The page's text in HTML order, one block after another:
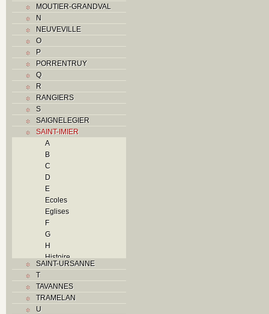
MOUTIER-GRANDVAL
N
NEUVEVILLE
O
P
PORRENTRUY
Q
R
RANGIERS
S
SAIGNELEGIER
SAINT-IMIER
A
B
C
D
E
Ecoles
Eglises
F
G
H
Histoire
I
J
K
SAINT-URSANNE
T
TAVANNES
TRAMELAN
U